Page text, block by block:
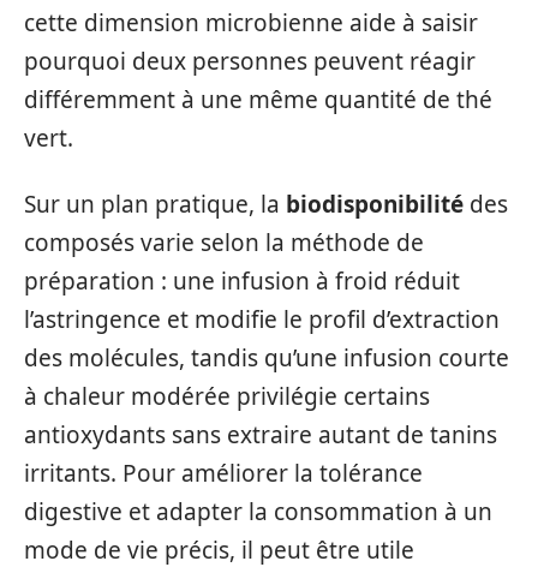
cette dimension microbienne aide à saisir
pourquoi deux personnes peuvent réagir
différemment à une même quantité de thé
vert.
Sur un plan pratique, la biodisponibilité des
composés varie selon la méthode de
préparation : une infusion à froid réduit
l’astringence et modifie le profil d’extraction
des molécules, tandis qu’une infusion courte
à chaleur modérée privilégie certains
antioxydants sans extraire autant de tanins
irritants. Pour améliorer la tolérance
digestive et adapter la consommation à un
mode de vie précis, il peut être utile